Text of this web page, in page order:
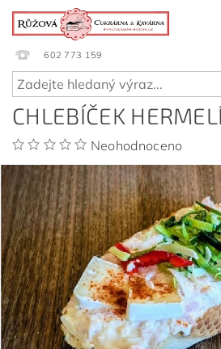
602 773 159
CHLEBÍČEK
Neohodnoceno